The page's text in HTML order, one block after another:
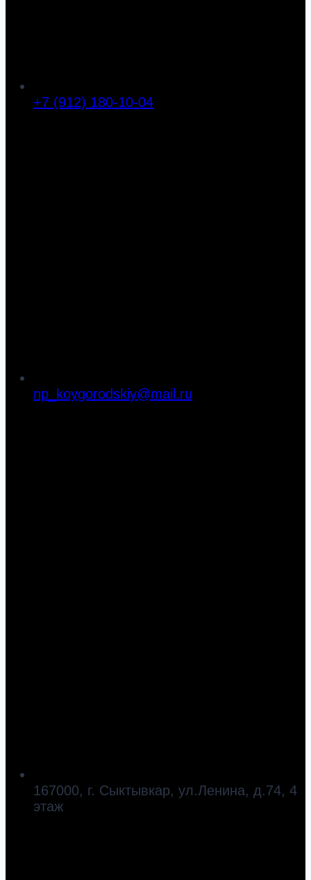
+7 (912) 180-10-04
np_koygorodskiy@mail.ru
167000, г. Сыктывкар, ул.Ленина, д.74, 4
этаж